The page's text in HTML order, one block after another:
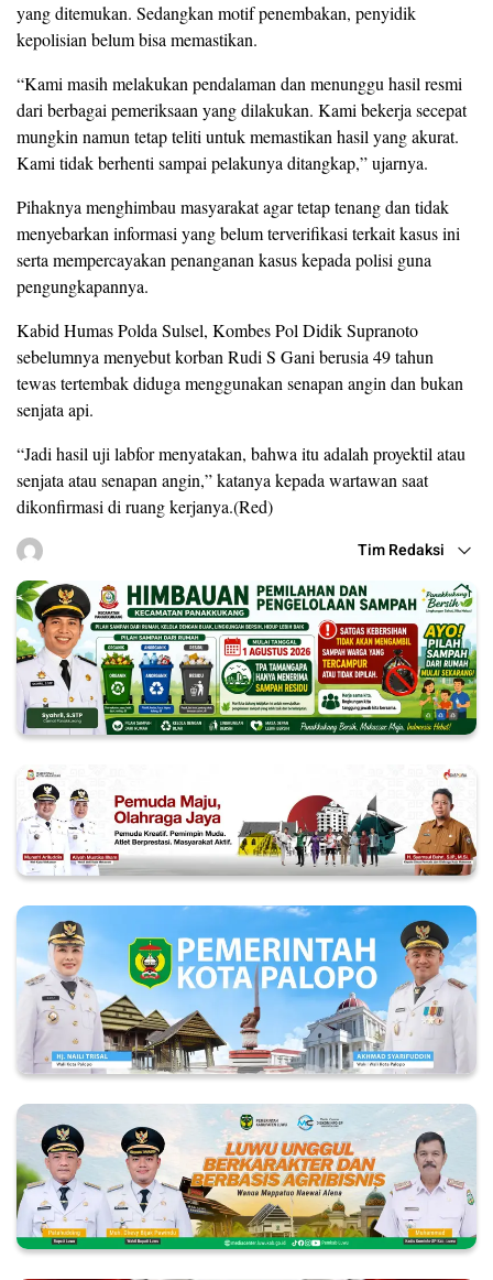
yang ditemukan. Sedangkan motif penembakan, penyidik
kepolisian belum bisa memastikan.
“Kami masih melakukan pendalaman dan menunggu hasil resmi
dari berbagai pemeriksaan yang dilakukan. Kami bekerja secepat
mungkin namun tetap teliti untuk memastikan hasil yang akurat.
Kami tidak berhenti sampai pelakunya ditangkap,” ujarnya.
Pihaknya menghimbau masyarakat agar tetap tenang dan tidak
menyebarkan informasi yang belum terverifikasi terkait kasus ini
serta mempercayakan penanganan kasus kepada polisi guna
pengungkapannya.
Kabid Humas Polda Sulsel, Kombes Pol Didik Supranoto
sebelumnya menyebut korban Rudi S Gani berusia 49 tahun
tewas tertembak diduga menggunakan senapan angin dan bukan
senjata api.
“Jadi hasil uji labfor menyatakan, bahwa itu adalah proyektil atau
senjata atau senapan angin,” katanya kepada wartawan saat
dikonfirmasi di ruang kerjanya.(Red)
Tim Redaksi